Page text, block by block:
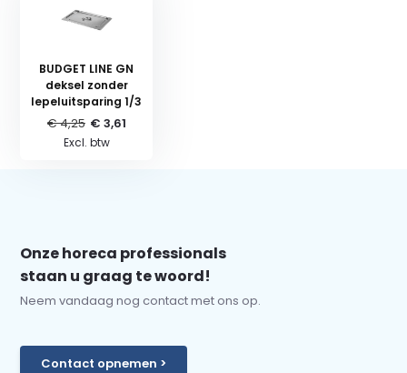
BUDGET LINE GN
deksel zonder
lepeluitsparing 1/3
€ 4,25 € 3,61
Excl. btw
Onze horeca professionals
staan u graag te woord!
Neem vandaag nog contact met ons op.
Contact opnemen >